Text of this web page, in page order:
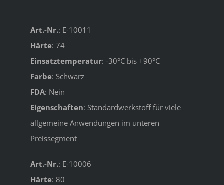
Art.-Nr.: E-10011
Härte: 74
Einsatztemperatur: -30°C bis +90°C
Farbe: Schwarz
FDA: Nein
Eigenschaften: Standardwerkstoff für viele
allgemeine Anwendungen im unteren
Preissegment
Art.-Nr.: E-10006
Härte: 80